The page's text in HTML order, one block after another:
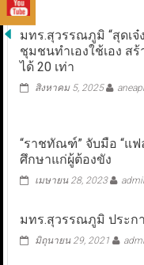
มทร.สุวรรณภูมิ “สุดเจ๋
ชุมชนทำเองใช้เอง ส
ได้ 20 เท่า
สิงหาคม 5, 2025
“ราชทัณฑ์” จับมือ “แฟ
ศึกษาแก่ผู้ต้องขัง
เมษายน 28, 2023
มทร.สุวรรณภูมิ ประก
มิถุนายน 29, 2021